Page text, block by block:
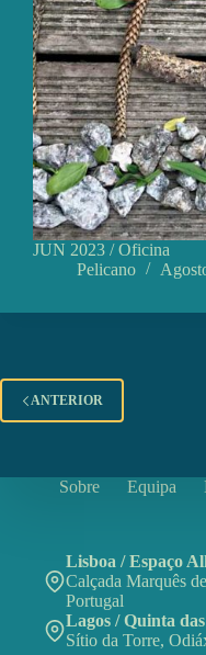
JUN 2023 / Oficina
Pelicano
ANTERIOR
Sobre Equipa
Lisboa / Espaço
Calçada Marquês
Portugal
Lagos / Quinta
Sítio da Torre,